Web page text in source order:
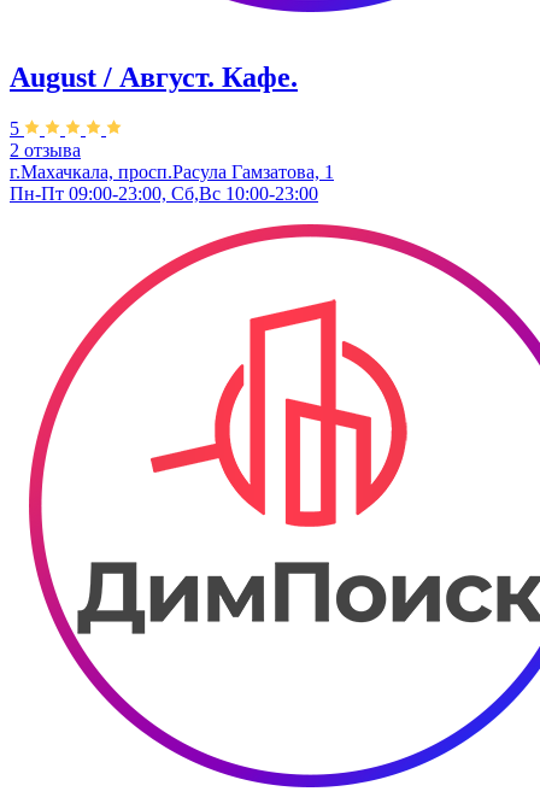
August / Август. Кафе.
5
2 отзыва
г.Махачкала, просп.Расула Гамзатова, 1
Пн-Пт 09:00-23:00, Сб,Вс 10:00-23:00